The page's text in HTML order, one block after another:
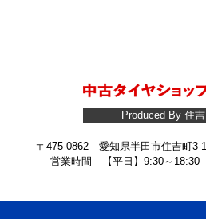
Produced By 住
〒475-0862 愛知県半田市住吉町
営業時間 【平日】9:30～18:30